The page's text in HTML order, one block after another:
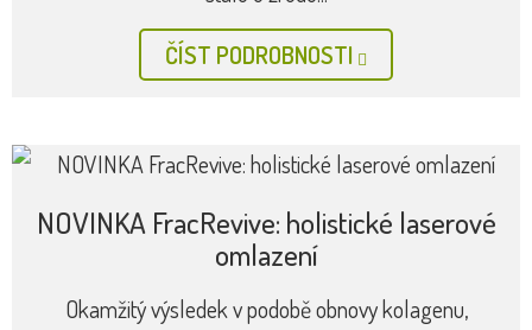
ČÍST PODROBNOSTI
NOVINKA FracRevive: holistické laserové
omlazení
Okamžitý výsledek v podobě obnovy kolagenu,